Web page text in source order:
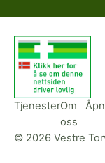
TjenesterOm
oss
© 2026 Vestre